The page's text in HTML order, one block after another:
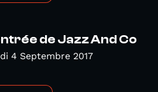
de Jazz And Co
4 Septembre 2017